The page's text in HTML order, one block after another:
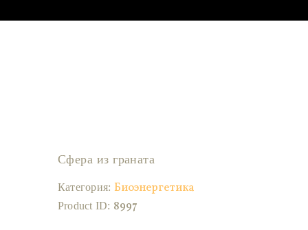
МАГАЗИН
Сфера из граната
Категория: Биоэнергетика
Product ID: 8997